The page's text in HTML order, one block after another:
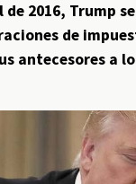
2016, Trump
de
antecesores a